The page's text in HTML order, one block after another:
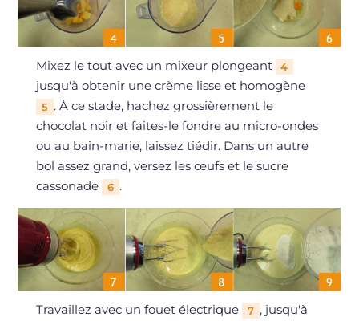
Mixez le tout avec un mixeur plongeant 4
jusqu'à obtenir une crème lisse et homogène
5 . À ce stade, hachez grossièrement le
chocolat noir et faites-le fondre au micro-ondes
ou au bain-marie, laissez tiédir. Dans un autre
bol assez grand, versez les œufs et le sucre
cassonade
6 .
Travaillez avec un fouet électrique 7 , jusqu'à